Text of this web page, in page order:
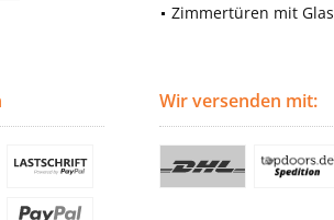
Zimmertüren mit Glas
Wir versenden mit: